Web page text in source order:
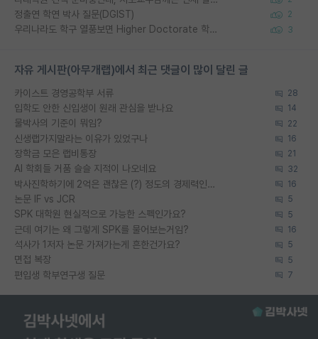
정출연 학연 박사 질문(DGIST) 2
우리나라도 학구 열풍보면 Higher Doctorate 학위가 필요하다고 봅니다. 3
자유 게시판(아무개랩)에서 최근 댓글이 많이 달린 글
카이스트 경영공학부 서류 28
입학도 안한 신입생이 원래 관심을 받나요 14
물박사의 기준이 뭐임? 22
신생랩가지말라는 이유가 있었구나 16
장학금 모은 랩비통장 21
AI 학회들 거품 슬슬 지적이 나오네요 32
박사진학하기에 2억은 괜찮은 (?) 정도의 경제력인가요 16
논문 IF vs JCR 5
SPK 대학원 현실적으로 가능한 스펙인가요? 5
근데 여기는 왜 그렇게 SPK를 물어보는거임? 16
석사가 1저자 논문 가져가는게 흔한건가요? 5
면접 복장 5
편입생 학부연구생 질문 7